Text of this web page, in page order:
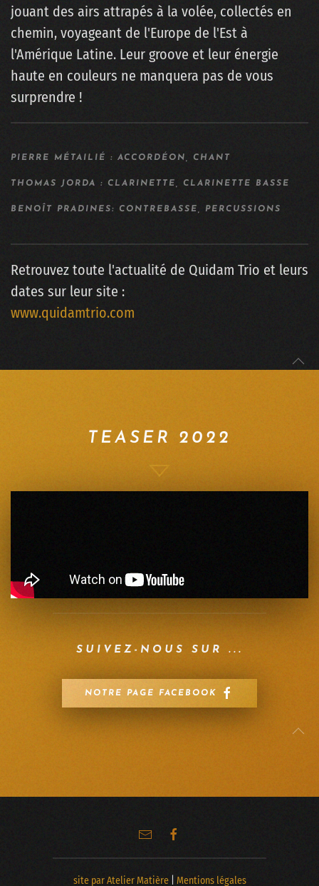
jouant des airs attrapés à la volée, collectés en
chemin, voyageant de l'Europe de l'Est à
l'Amérique Latine. Leur groove et leur énergie
haute en couleurs ne manquera pas de vous
surprendre !
PIERRE MÉTAILIÉ : ACCORDÉON, CHANT
THOMAS JORDA : CLARINETTE, CLARINETTE BASSE
BENOÎT PRADINES: CONTREBASSE, PERCUSSIONS
Retrouvez toute l'actualité de Quidam Trio et leurs
dates sur leur site :
www.quidamtrio.com
TEASER 2022
SUIVEZ-NOUS SUR ...
NOTRE PAGE FACEBOOK
site par Atelier Matière| Mentions légales